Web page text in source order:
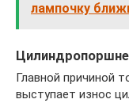
лампочку
Главной причиной
выступает износ